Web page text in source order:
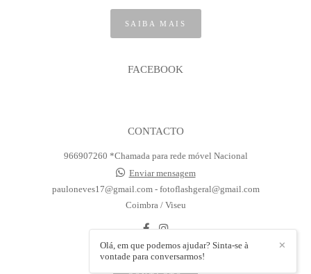
SAIBA MAIS
FACEBOOK
CONTACTO
966907260 *Chamada para rede móvel Nacional
Enviar mensagem
pauloneves17@gmail.com - fotoflashgeral@gmail.com
Coimbra / Viseu
✕
Olá, em que podemos ajudar? Sinta-se à
vontade para conversarmos!